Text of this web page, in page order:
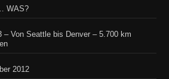
WAS?
– Von Seattle bis Denver – 5.700 km
2012